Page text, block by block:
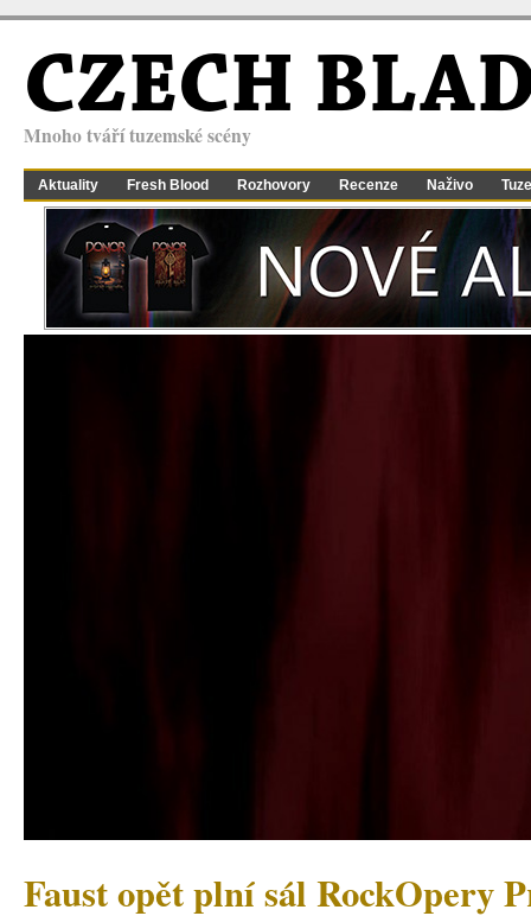
CZECH
Mnoho tváří tuzemské scény
Aktuality Fresh Blood Rozhovory Recenze Naživo
Faust opět plní sál RockOpery